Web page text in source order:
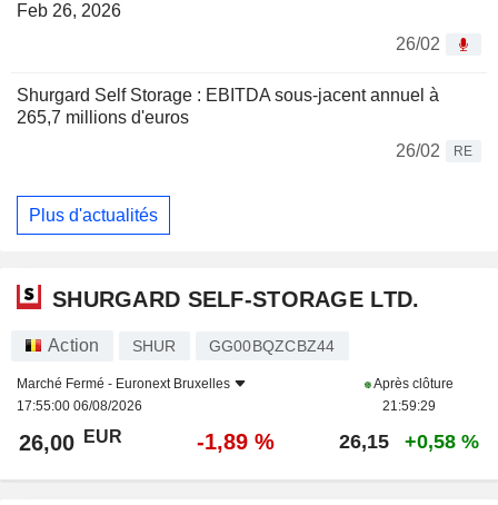
Feb 26, 2026
26/02
Shurgard Self Storage : EBITDA sous-jacent annuel à
265,7 millions d'euros
26/02
RE
Plus d'actualités
SHURGARD SELF-STORAGE LTD.
Action SHUR GG00BQZCBZ44
Marché Fermé - Euronext Bruxelles
17:55:00 06/08/2026
Après clôture
21:59:29
26,00 EUR -1,89 % 26,15 +0,58 %